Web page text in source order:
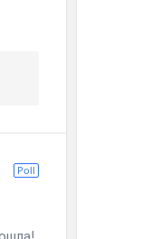
Poll